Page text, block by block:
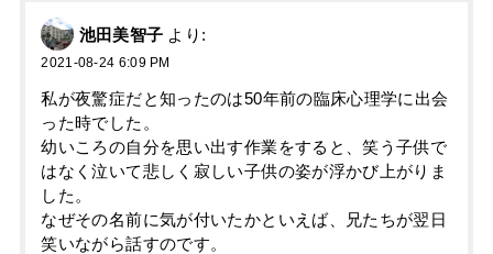
池田美智子 より:
2021-08-24 6:09 PM
私が夜驚症だと知ったのは50年前の臨床心理学に出会
った時でした。
幼いころの自分を思い出す作業をすると、笑う子供で
はなく泣いて悲しく寂しい子供の姿が浮かび上がりま
した。
なぜその名前に気が付いたかといえば、兄たちが翌日
笑いながら話すのです。